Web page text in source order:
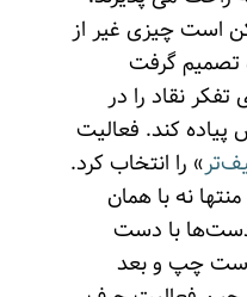
است چیزی غیر از
تصمیم گرفت
نقاد را در
کند. فعالیت
» را انتخاب کرد.
نه با همان
با دست
چپ و بعد